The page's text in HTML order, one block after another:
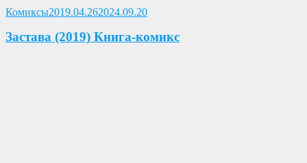
КомиксыОпубликовано
2019.04.262024.09.20
Застава (2019) Книга-комикс